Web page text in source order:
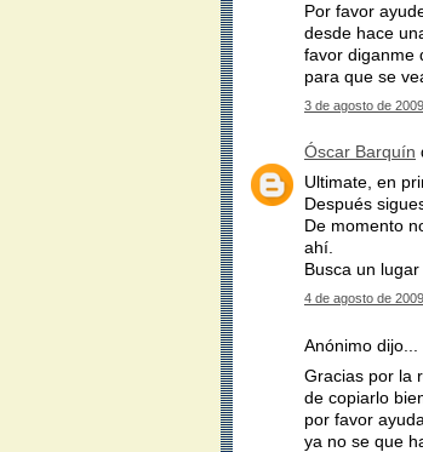
Por favor
desde hace
favor diganme
para que se
3 de agosto de
Óscar Barquín
Ultimate, en
Después
De momento
ahí.
Busca un
4 de agosto de
Anónimo dijo...
Gracias por la
de copiarlo
por favor
ya no se que